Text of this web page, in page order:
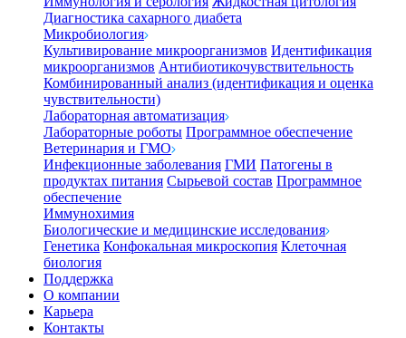
Диагностика сахарного диабета
Микробиология
Культивирование микроорганизмов Идентификация
микроорганизмов Антибиотикочувствительность
Комбинированный анализ (идентификация и оценка
чувствительности)
Лабораторная автоматизация
Лабораторные роботы Программное обеспечение
Ветеринария и ГМО
Инфекционные заболевания ГМИ Патогены в
продуктах питания Сырьевой состав Программное
обеспечение
Иммунохимия
Биологические и медицинские исследования
Генетика Конфокальная микроскопия Клеточная
биология
Поддержка
О компании
Карьера
Контакты